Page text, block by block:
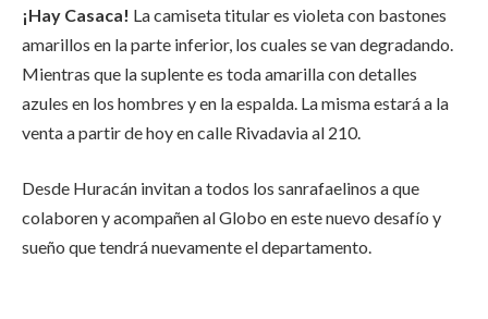
¡Hay Casaca! La camiseta titular es violeta con bastones
amarillos en la parte inferior, los cuales se van degradando.
Mientras que la suplente es toda amarilla con detalles
azules en los hombres y en la espalda. La misma estará a la
venta a partir de hoy en calle Rivadavia al 210.
Desde Huracán invitan a todos los sanrafaelinos a que
colaboren y acompañen al Globo en este nuevo desafío y
sueño que tendrá nuevamente el departamento.